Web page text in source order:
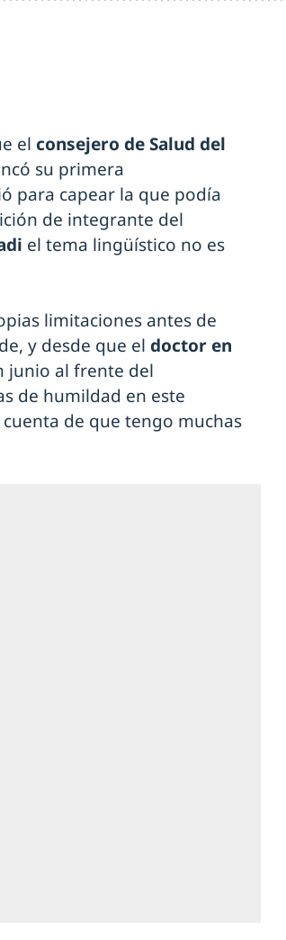
el consejero de Salud del
su primera
para capear la que podía
de integrante del
el tema lingüístico no es
limitaciones antes de
y desde que el doctor en
junio al frente del
de humildad en este
de que tengo muchas